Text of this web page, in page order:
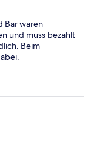
Bar waren
und muss bezahlt
Beim